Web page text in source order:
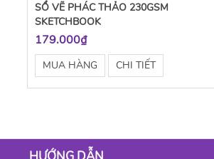
SỔ VẼ PHÁC THẢO 230GSM
SKETCHBOOK
179.000₫
MUA HÀNG CHI TIẾT